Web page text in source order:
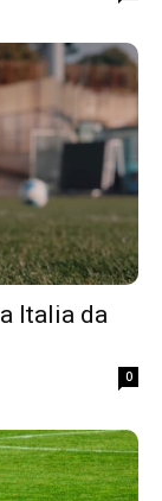
Italia da
0